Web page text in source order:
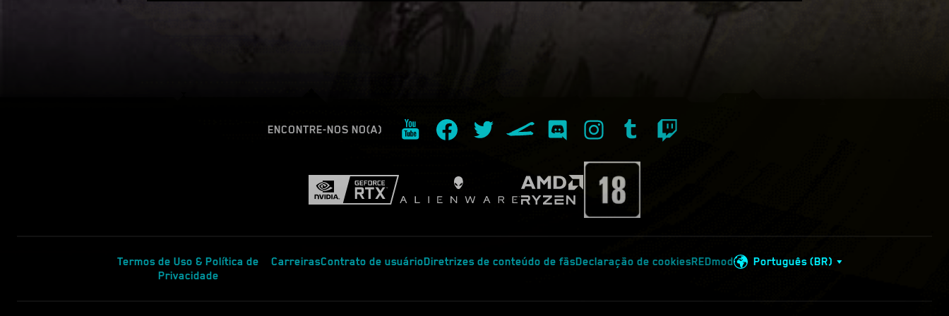
ENCONTRE-NOS NO(A)
Termos de Uso & Política de
Privacidade
CarreirasContrato de usuárioDiretrizes de conteúdo de fãsDeclaração de cookiesREDmod Português (BR)